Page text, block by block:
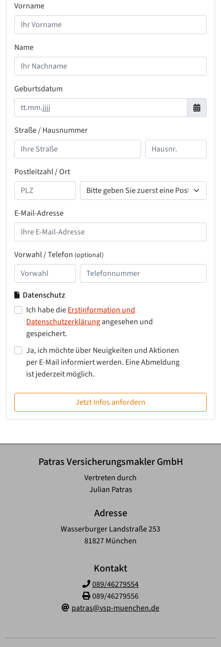
Vorname
Name
Geburtsdatum
Straße / Hausnummer
Postleitzahl / Ort
E-Mail-Adresse
Vorwahl / Telefon (optional)
Datenschutz
Ich habe dieErstinformation und
Datenschutzerklärungangesehen und
gespeichert.
Ja, ich möchte über Neuigkeiten und Aktionen
per E-Mail informiert werden. Eine Abmeldung
ist jederzeit möglich.
Jetzt Infos anfordern
Patras Versicherungsmakler GmbH
Vertreten durch
Julian Patras
Adresse
Wasserburger Landstraße 253
81827 München
Kontakt
089/46279554
089/46279556
patras@vsp-muenchen.de